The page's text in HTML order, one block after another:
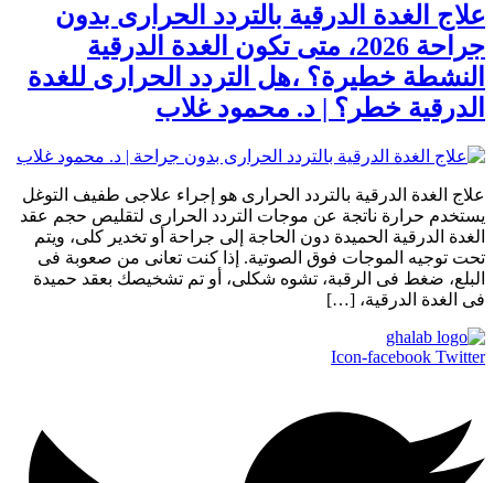
علاج الغدة الدرقية بالتردد الحرارى بدون
جراحة 2026، متى تكون الغدة الدرقية
النشطة خطيرة؟ ،هل التردد الحرارى للغدة
الدرقية خطر؟ | د. محمود غلاب
علاج الغدة الدرقية بالتردد الحرارى هو إجراء علاجى طفيف التوغل
يستخدم حرارة ناتجة عن موجات التردد الحرارى لتقليص حجم عقد
الغدة الدرقية الحميدة دون الحاجة إلى جراحة أو تخدير كلى، ويتم
تحت توجيه الموجات فوق الصوتية. إذا كنت تعانى من صعوبة فى
البلع، ضغط فى الرقبة، تشوه شكلى، أو تم تشخيصك بعقد حميدة
فى الغدة الدرقية، […]
Icon-facebook Twitter